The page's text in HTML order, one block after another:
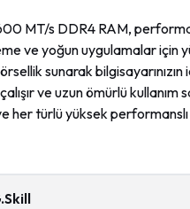
MT/s DDR4 RAM,
ve yoğun uygulamalar için
sunarak
ve uzun ömürlü
her türlü yüksek